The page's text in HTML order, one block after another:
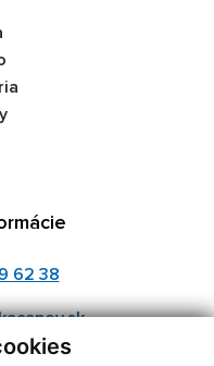
62 38